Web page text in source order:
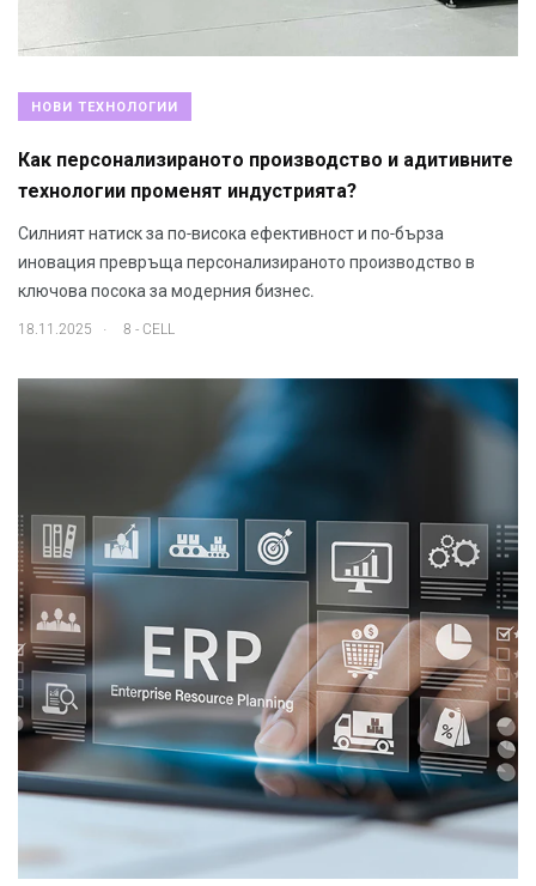
НОВИ ТЕХНОЛОГИИ
Как персонализираното производство и адитивните
технологии променят индустрията?
Силният натиск за по-висока ефективност и по-бърза
иновация превръща персонализираното производство в
ключова посока за модерния бизнес.
18.11.2025 . 8 - CELL